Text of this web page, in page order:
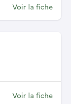
Voir la fiche
Voir la fiche